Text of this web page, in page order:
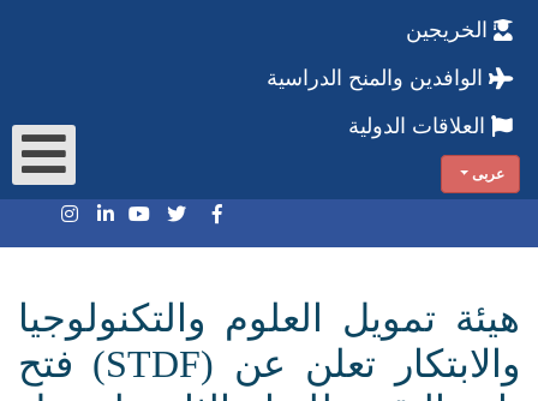
الخريجين
الوافدين والمنح الدراسية
العلاقات الدولية
عربى
هيئة تمويل العلوم والتكنولوجيا
والابتكار تعلن عن (STDF) فتح